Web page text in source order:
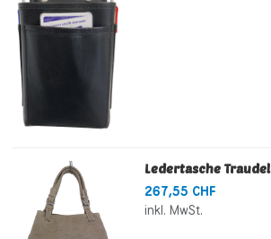
Ledertasche Traudel
267,55 CHF
inkl. MwSt.